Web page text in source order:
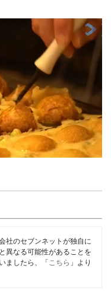
社のセブンネットが独自に
異なる可能性があることを
ましたら、「 こちら 」より